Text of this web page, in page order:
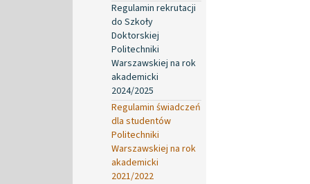
Regulamin rekrutacji
do Szkoły
Doktorskiej
Politechniki
Warszawskiej na rok
akademicki
2024/2025
Regulamin świadczeń
dla studentów
Politechniki
Warszawskiej na rok
akademicki
2021/2022